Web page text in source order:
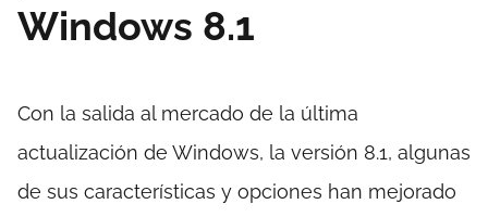
Windows 8.1
Con la salida al mercado de la última
actualización de Windows, la versión 8.1, algunas
de sus características y opciones han mejorado